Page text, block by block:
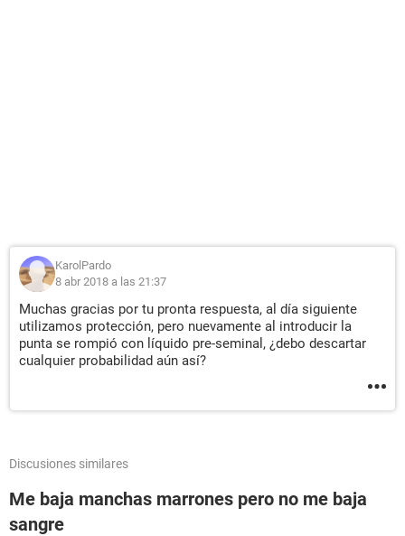
KarolPardo
8 abr 2018 a las 21:37
Muchas gracias por tu pronta respuesta, al día siguiente
utilizamos protección, pero nuevamente al introducir la
punta se rompió con líquido pre-seminal, ¿debo descartar
cualquier probabilidad aún así?
Discusiones similares
Me baja manchas marrones pero no me baja
sangre